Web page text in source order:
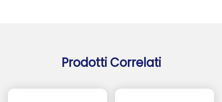
Prodotti Correlati